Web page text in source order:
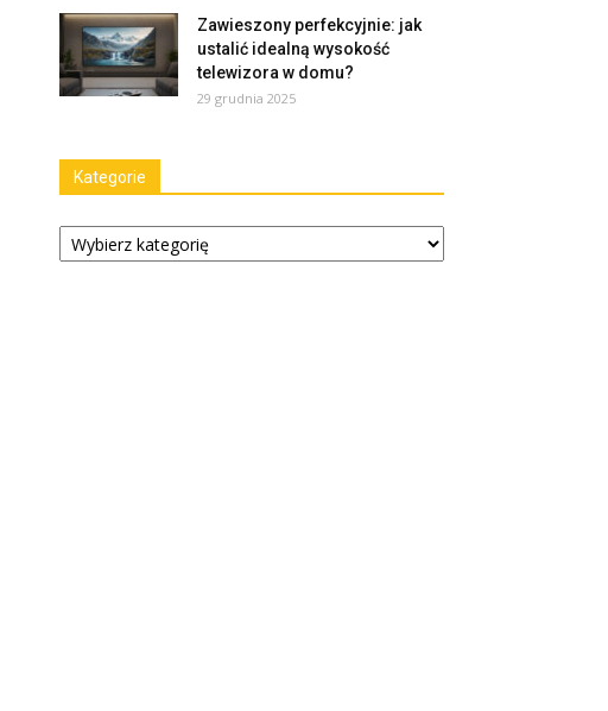
Zawieszony perfekcyjnie: jak
ustalić idealną wysokość
telewizora w domu?
29 grudnia 2025
Kategorie
Kategorie